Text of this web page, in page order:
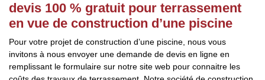
devis 100 % gratuit pour terrassement
en vue de construction d’une piscine
Pour votre projet de construction d’une piscine, nous vous
invitons à nous envoyer une demande de devis en ligne en
remplissant le formulaire sur notre site web pour connaitre les